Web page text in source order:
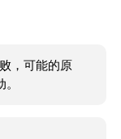
，可能的原